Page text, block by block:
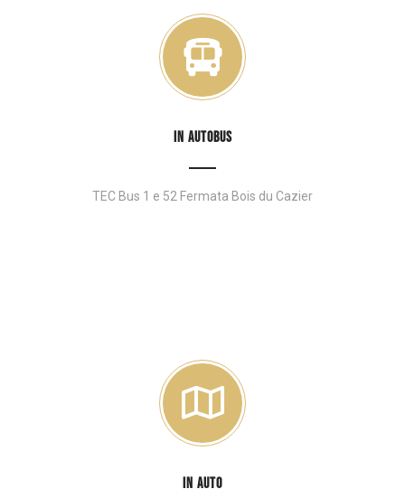
IN AUTOBUS
TEC Bus 1 e 52 Fermata Bois du Cazier
IN AUTO